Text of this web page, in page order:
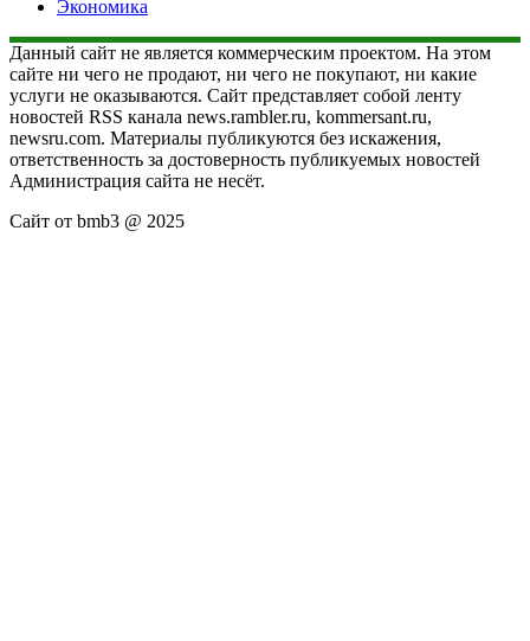
Экономика
Данный сайт не является коммерческим проектом. На этом
сайте ни чего не продают, ни чего не покупают, ни какие
услуги не оказываются. Сайт представляет собой ленту
новостей RSS канала news.rambler.ru, kommersant.ru,
newsru.com. Материалы публикуются без искажения,
ответственность за достоверность публикуемых новостей
Администрация сайта не несёт.
Сайт от bmb3 @ 2025